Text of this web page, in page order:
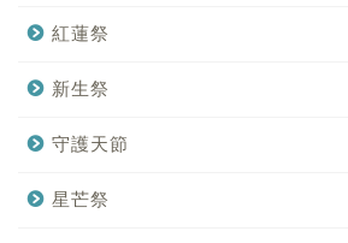
紅蓮祭
新生祭
守護天節
星芒祭